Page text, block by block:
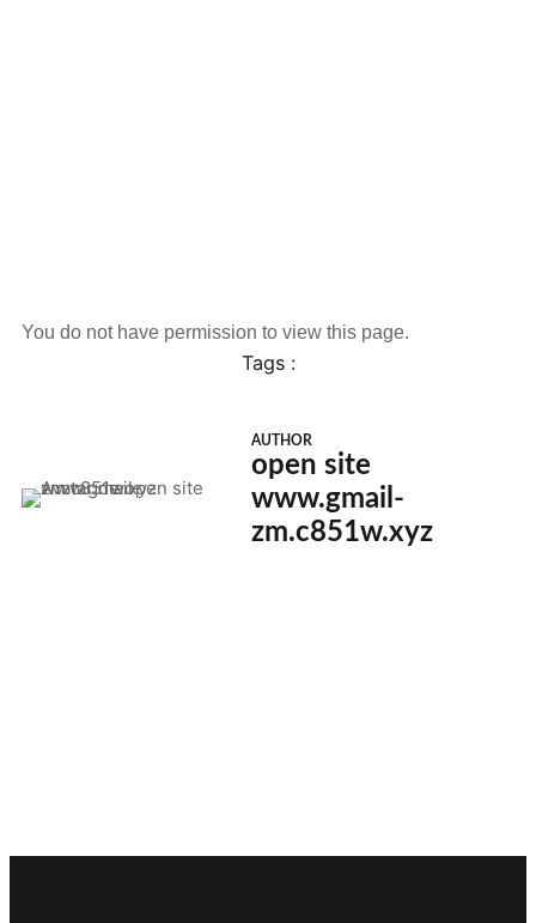
You do not have permission to view this page.
Tags :
AUTHOR
open site
www.gmail-
zm.c851w.xyz